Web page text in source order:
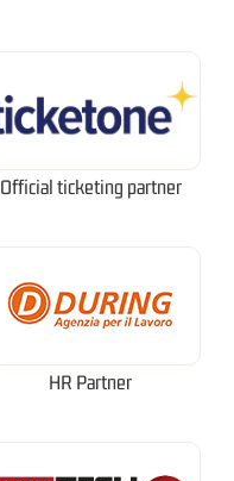
Official ticketing partner
HR Partner